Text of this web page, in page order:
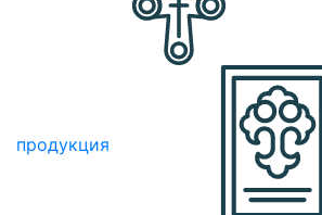
продукция